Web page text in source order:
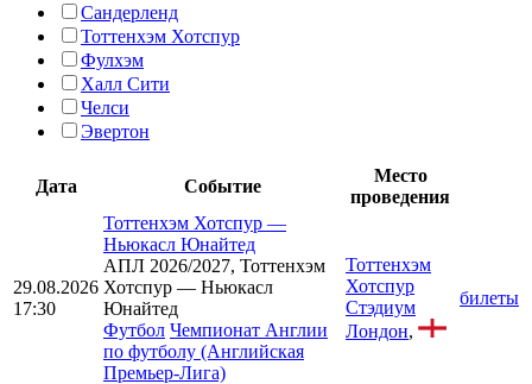
Сандерленд
Тоттенхэм Хотспур
Фулхэм
Халл Сити
Челси
Эвертон
Дата Событие
Место
проведения
29.08.2026
17:30
Тоттенхэм Хотспур —
Ньюкасл Юнайтед
АПЛ 2026/2027, Тоттенхэм
Хотспур — Ньюкасл
Юнайтед
Футбол Чемпионат Англии
по футболу (Английская
Премьер-Лига)
Тоттенхэм
Хотспур
Стэдиум
Лондон,
билеты